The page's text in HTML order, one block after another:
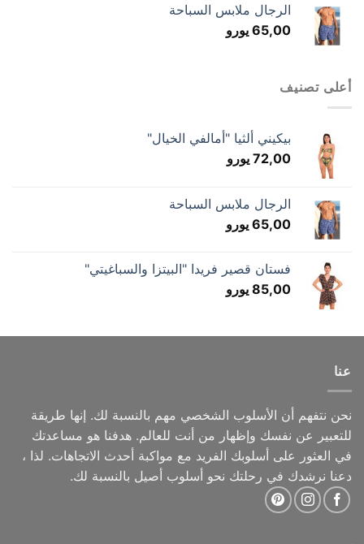
الرجال ملابس السباحة
65,00 يورو
أعلى تصنيف
بيكيني ألثيا "أمالفي الخيال"
72,00 يورو
الرجال ملابس السباحة
65,00 يورو
فستان قصير فريدا "البيتزا والسباغيتي"
85,00 يورو
عنا
نحن نتفهم أن الأسلوب الشخصي مهم بالنسبة لك. إنها طريقة
للتعبير عن نفسك وإظهار من أنت للعالم. هدفنا هو مساعدتك
في العثور على أسلوبك الفريد مع مواكبة أحدث الاتجاهات. لذا ،
دعنا نرشدك في رحلتك نحو أسلوب أصيل بالنسبة لك.